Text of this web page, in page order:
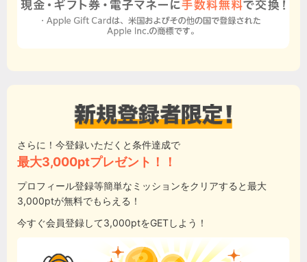
さらに！今登録いただくと条件達成で
最大3,000ptプレゼント！！
プロフィール登録等簡単なミッションをクリアすると最大
3,000ptが無料でもらえる！
今すぐ会員登録して3,000ptをGETしよう！